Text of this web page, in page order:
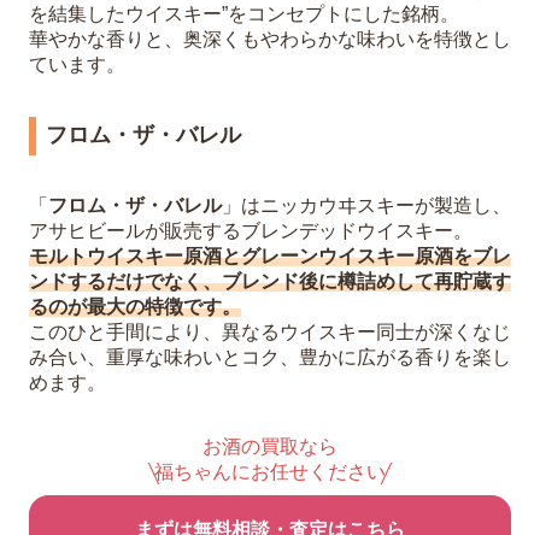
を結集したウイスキー”をコンセプトにした銘柄。
華やかな香りと、奥深くもやわらかな味わいを特徴とし
ています。
フロム・ザ・バレル
「 フロム・ザ・バレル」はニッカウヰスキーが製造し、
アサヒビールが販売するブレンデッドウイスキー。
モルトウイスキー原酒とグレーンウイスキー原酒をブレ
ンドするだけでなく、ブレンド後に樽詰めして再貯蔵す
るのが最大の特徴です。
このひと手間により、異なるウイスキー同士が深くなじ
み合い、重厚な味わいとコク、豊かに広がる香りを楽し
めます。
お酒の買取なら
福ちゃんにお任せください
まずは無料相談・査定はこちら